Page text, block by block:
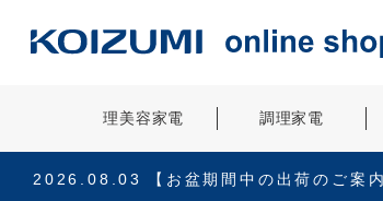
理美容家電 調理家電
2026.08.03 【お盆期間中の出荷のご案